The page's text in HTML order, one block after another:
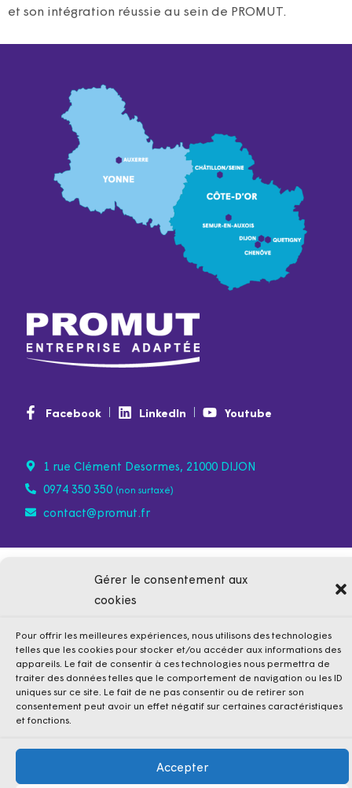
Gérer le consentement aux
cookies
Pour offrir les meilleures expériences, nous utilisons des technologies
telles que les cookies pour stocker et/ou accéder aux informations des
appareils. Le fait de consentir à ces technologies nous permettra de
traiter des données telles que le comportement de navigation ou les ID
uniques sur ce site. Le fait de ne pas consentir ou de retirer son
consentement peut avoir un effet négatif sur certaines caractéristiques
et fonctions.
Accepter
et son intégration réussie au sein de PROMUT.
Facebook LinkedIn Youtube
1 rue Clément Desormes, 21000 DIJON
0974 350 350 (non surtaxé)
contact@promut.fr
Conditions Générales de Vente